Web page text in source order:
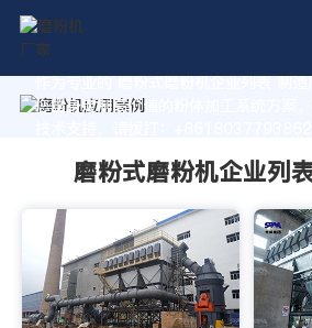
作为专业的 磨粉式磨粉机企业列表 制
您量身定制高价值的粉体加工系统方案。
磨粉式磨粉机企业列